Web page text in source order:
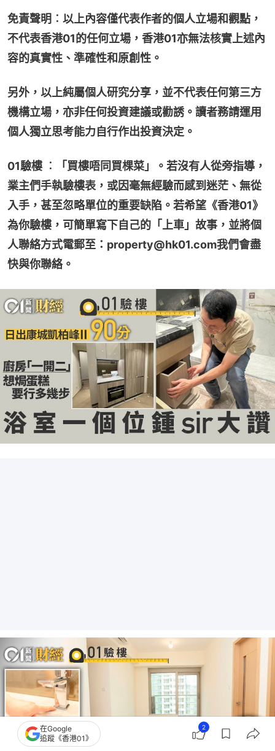
免責聲明︰以上內容僅代表作者的個人立場和觀點，
不代表香港01的任何立場，香港01亦無法核實上述內
容的真實性、準確性和原創性。
另外，以上純屬個人研究分享，並不代表任何第三方
機構立場，亦非任何投資建議或勸誘。讀者務請運用
個人獨立思考能力自行作出投資決定。
01驗樓 ︰「買樓唔同買棵菜」。若沒有人從旁指導，
業主們手執驗樓表，或因毫無經驗而感到迷茫、無從
入手，甚至忽略單位的重要缺陷。若希望《香港01》
為你驗樓，可簡單寫下自己的「上車」故事，並將個
人聯絡方式電郵至：property@hk01.com我們會盡
快與你聯絡。
在Google
追蹤《香港01》
2